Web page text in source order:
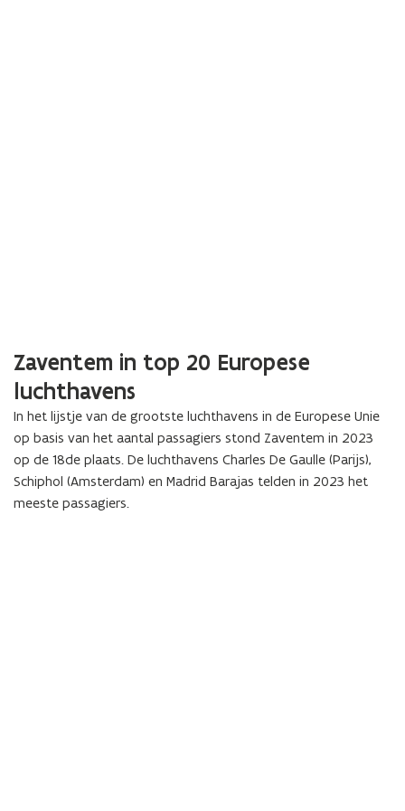
Zaventem in top 20 Europese
luchthavens
In het lijstje van de grootste luchthavens in de Europese Unie
op basis van het aantal passagiers stond Zaventem in 2023
op de 18de plaats. De luchthavens Charles De Gaulle (Parijs),
Schiphol (Amsterdam) en Madrid Barajas telden in 2023 het
meeste passagiers.